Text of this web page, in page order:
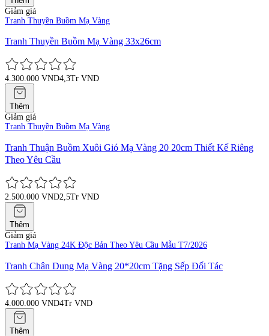
Giảm giá
Tranh Thuyền Buồm Mạ Vàng
Tranh Thuyền Buồm Mạ Vàng 33x26cm
4.300.000 VND4,3Tr VND
Thêm
Giảm giá
Tranh Thuyền Buồm Mạ Vàng
Tranh Thuận Buồm Xuôi Gió Mạ Vàng 20 20cm Thiết Kế Riêng
Theo Yêu Cầu
2.500.000 VND2,5Tr VND
Thêm
Giảm giá
Tranh Mạ Vàng 24K Độc Bản Theo Yêu Cầu Mẫu T7/2026
Tranh Chân Dung Mạ Vàng 20*20cm Tặng Sếp Đối Tác
4.000.000 VND4Tr VND
Thêm